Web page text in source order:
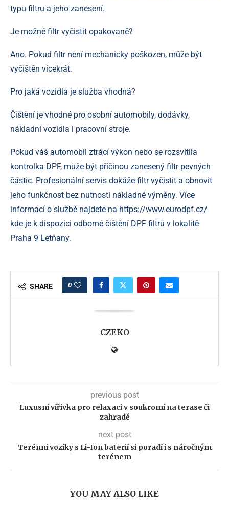
typu filtru a jeho zanesení.
Je možné filtr vyčistit opakovaně?
Ano. Pokud filtr není mechanicky poškozen, může být
vyčištěn vícekrát.
Pro jaká vozidla je služba vhodná?
Čištění je vhodné pro osobní automobily, dodávky,
nákladní vozidla i pracovní stroje.
Pokud váš automobil ztrácí výkon nebo se rozsvítila
kontrolka DPF, může být příčinou zanesený filtr pevných
částic. Profesionální servis dokáže filtr vyčistit a obnovit
jeho funkčnost bez nutnosti nákladné výměny. Více
informací o službě najdete na https://www.eurodpf.cz/
kde je k dispozici odborné čištění DPF filtrů v lokalitě
Praha 9 Letňany.
SHARE 0
CZEKO
previous post
Luxusní vířivka pro relaxaci v soukromí na terase či
zahradě
next post
Terénní vozíky s Li-Ion baterií si poradí i s náročným
terénem
YOU MAY ALSO LIKE